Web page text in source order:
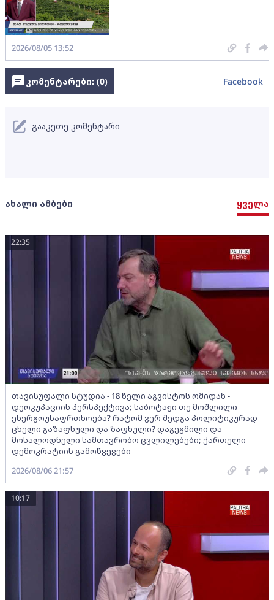
2026/08/05 13:52
ახალი ამბები ყველა
თავისუფალი სტუდია - 18 წელი აგვისტოს ომიდან -
დეოკუპაციის პერსპექტივა; საბოტაჟი თუ მოშლილი
ენერგოუსაფრთხოება? რატომ ვერ შედგა პოლიტიკურად
ცხელი გაზაფხული და ზაფხული? დაგეგმილი და
მოსალოდნელი სამთავრობო ცვლილებები; ქართული
დემოკრატიის გამოწვევები
22:35
2026/08/06 21:57
10:17
კომენტარები: (0) Facebook
გააკეთე კომენტარი